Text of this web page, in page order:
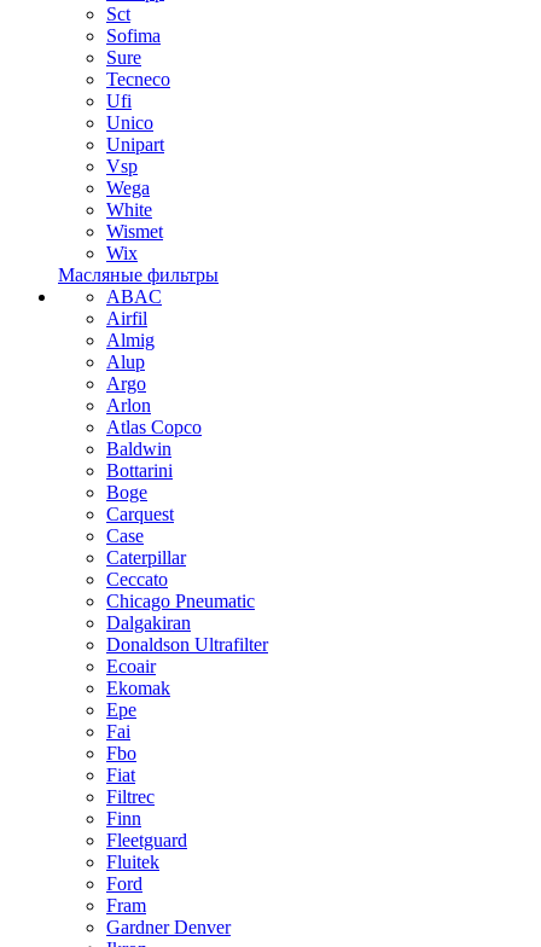
Sct
Sofima
Sure
Tecneco
Ufi
Unico
Unipart
Vsp
Wega
White
Wismet
Wix
Масляные фильтры
ABAC
Airfil
Almig
Alup
Argo
Arlon
Atlas Copco
Baldwin
Bottarini
Boge
Carquest
Case
Caterpillar
Ceccato
Chicago Pneumatic
Dalgakiran
Donaldson Ultrafilter
Ecoair
Ekomak
Epe
Fai
Fbo
Fiat
Filtrec
Finn
Fleetguard
Fluitek
Ford
Fram
Gardner Denver